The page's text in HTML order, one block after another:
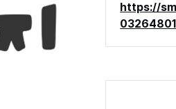
https://